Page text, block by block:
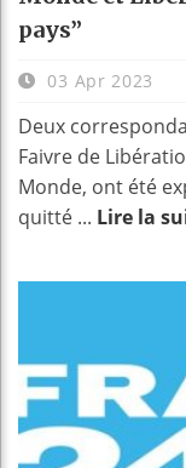
pays”
03 Apr 2023
Deux
Faivre de
Monde, ont été
quitté ... Lire la